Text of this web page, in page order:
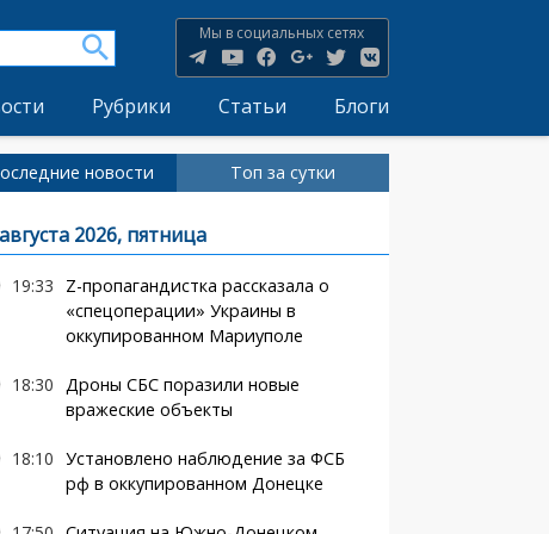
Мы в социальных сетях
Рубрики Статьи Блоги
новости Топ за сутки
2026, пятница
19:33
Z-пропагандистка рассказала о
«спецоперации» Украины в
оккупированном Мариуполе
18:30 Дроны СБС поразили новые
вражеские объекты
18:10 Установлено наблюдение за ФСБ
рф в оккупированном Донецке